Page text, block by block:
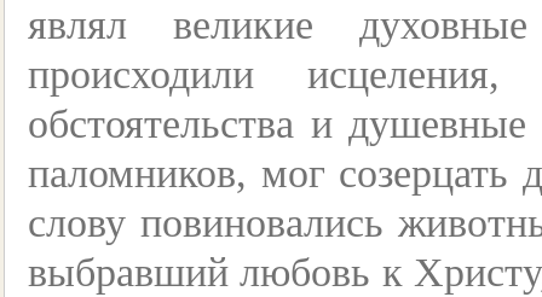
являл великие
происходили
обстоятельства и
паломников, мог созерцать
слову повиновались
выбравший любовь к